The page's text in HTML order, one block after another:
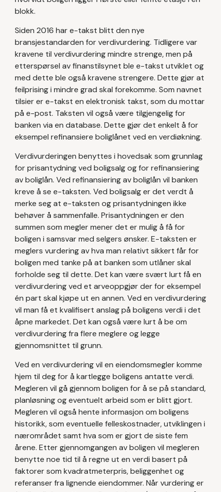
blokk.
Siden 2016 har e-takst blitt den nye
bransjestandarden for verdivurdering. Tidligere var
kravene til verdivurdering mindre strenge, men på
etterspørsel av finanstilsynet ble e-takst utviklet og
med dette ble også kravene strengere. Dette gjør at
feilprising i mindre grad skal forekomme. Som navnet
tilsier er e-takst en elektronisk takst, som du mottar
på e-post. Taksten vil også være tilgjengelig for
banken via en database. Dette gjør det enkelt å for
eksempel refinansiere boliglånet ved en verdiøkning.
Verdivurderingen benyttes i hovedsak som grunnlag
for prisantydning ved boligsalg og for refinansiering
av boliglån. Ved refinansiering av boliglån vil banken
kreve å se e-taksten. Ved boligsalg er det verdt å
merke seg at e-taksten og prisantydningen ikke
behøver å sammenfalle. Prisantydningen er den
summen som megler mener det er mulig å få for
boligen i samsvar med selgers ønsker. E-taksten er
meglers vurdering av hva man relativt sikkert får for
boligen med tanke på at banken som utlåner skal
forholde seg til dette. Det kan være svært lurt få en
verdivurdering ved et arveoppgjør der for eksempel
én part skal kjøpe ut en annen. Ved en verdivurdering
vil man få et kvalifisert anslag på boligens verdi i det
åpne markedet. Det kan også være lurt å be om
verdivurdering fra flere meglere og legge
gjennomsnittet til grunn.
Ved en verdivurdering vil en eiendomsmegler komme
hjem til deg for å kartlegge boligens antatte verdi.
Megleren vil gå gjennom boligen for å se på standard,
planløsning og eventuelt arbeid som er blitt gjort.
Megleren vil også hente informasjon om boligens
historikk, som eventuelle felleskostnader, utviklingen i
nærområdet samt hva som er gjort de siste fem
årene. Etter gjennomgangen av boligen vil megleren
benytte noe tid til å regne ut en verdi basert på
faktorer som kvadratmeterpris, beliggenhet og
referanser fra lignende eiendommer. Når vurdering er